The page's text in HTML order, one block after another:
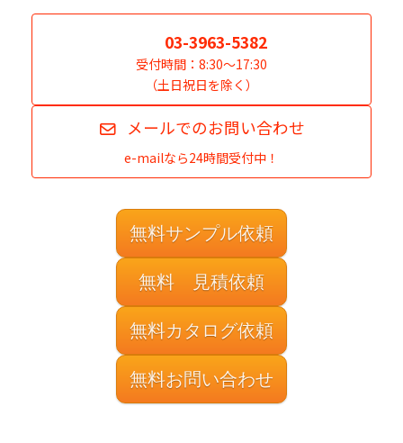
03-3963-5382
受付時間：8:30～17:30
（土日祝日を除く）
メールでのお問い合わせ
e-mailなら24時間受付中！
無料サンプル依頼
無料 見積依頼
無料カタログ依頼
無料お問い合わせ